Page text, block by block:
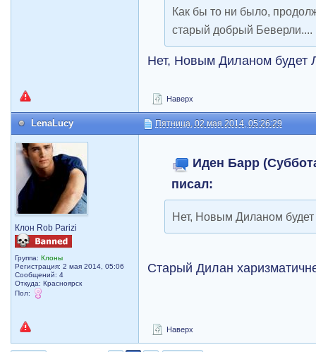
Как бы то ни было,
старый добрый Беверли....
Нет, Новым Диланом будет
Наверх
LenaLucy Пятница, 02 мая 2014, 05:26:29
Клон Rob Parizi
Группа:Клоны
Регистрация: 2 мая 2014, 05:06
Сообщений: 4
Откуда: Красноярск
Пол:
Иден Барр
писал:
Нет, Новым Диланом
Старый Дилан
Наверх